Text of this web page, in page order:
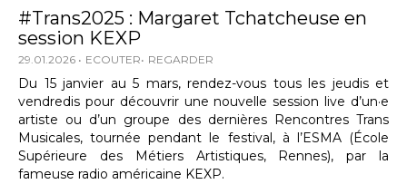
#Trans2025 : Margaret Tchatcheuse en
session KEXP
29.01.2026 ECOUTER REGARDER
Du 15 janvier au 5 mars, rendez-vous tous les jeudis et
vendredis pour découvrir une nouvelle session live d’un·e
artiste ou d’un groupe des dernières Rencontres Trans
Musicales, tournée pendant le festival, à l’ESMA (École
Supérieure des Métiers Artistiques, Rennes), par la
fameuse radio américaine KEXP.